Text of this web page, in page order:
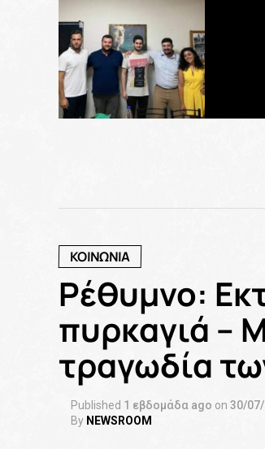
ΚΟΙΝΩΝΙΑ
Ρέθυμνο:
πυρκαγιά –
τραγωδία
Published 1 εβδομάδα ago on 30/
By NEWSROOM